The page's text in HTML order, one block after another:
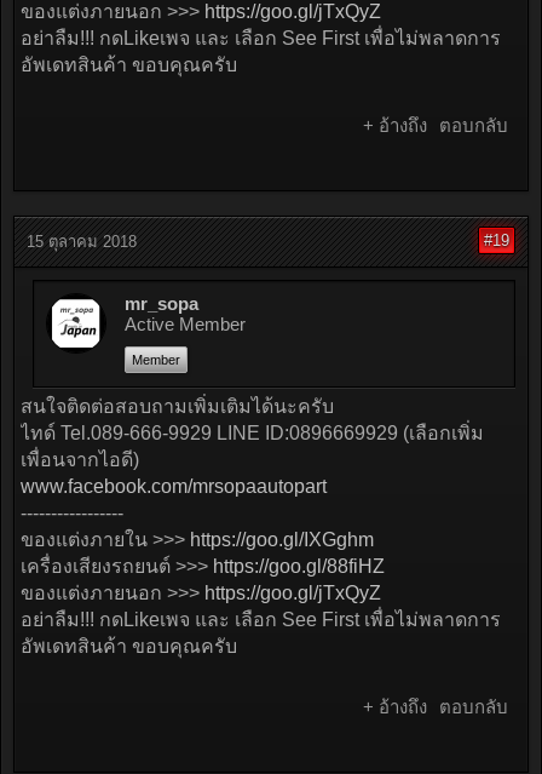
ของแต่งภายนอก >>> https://goo.gl/jTxQyZ
อย่าลืม!!! กดLikeเพจ และ เลือก See First เพื่อไม่พลาดการ
อัพเดทสินค้า ขอบคุณครับ
+ อ้างถึง ตอบกลับ
15 ตุลาคม 2018 #19
mr_sopa
Active Member
Member
สนใจติดต่อสอบถามเพิ่มเติมได้นะครับ
ไทด์ Tel.089-666-9929 LINE ID:0896669929 (เลือกเพิ่ม
เพื่อนจากไอดี)
www.facebook.com/mrsopaautopart
-----------------
ของแต่งภายใน >>> https://goo.gl/IXGghm
เครื่องเสียงรถยนต์ >>> https://goo.gl/88fiHZ
ของแต่งภายนอก >>> https://goo.gl/jTxQyZ
อย่าลืม!!! กดLikeเพจ และ เลือก See First เพื่อไม่พลาดการ
อัพเดทสินค้า ขอบคุณครับ
+ อ้างถึง ตอบกลับ